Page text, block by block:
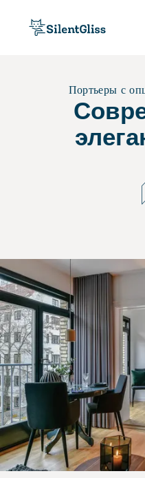
Портьеры с